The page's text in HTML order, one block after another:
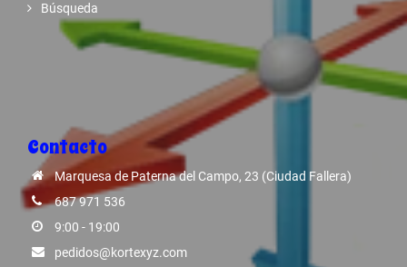
Búsqueda
Contacto
Marquesa de Paterna del Campo, 23 (Ciudad Fallera)
687 971 536
9:00 - 19:00
pedidos@kortexyz.com